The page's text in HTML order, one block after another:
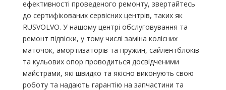
ефективності проведеного ремонту, звертайтесь
до сертифікованих сервісних центрів, таких як
RUSVOLVO. У нашому центрі обслуговування та
ремонт підвіски, у тому числі заміна колісних
маточок, амортизаторів та пружин, сайлентблоків
та кульових опор проводиться досвідченими
майстрами, які швидко та якісно виконують свою
роботу та надають гарантію на запчастини та